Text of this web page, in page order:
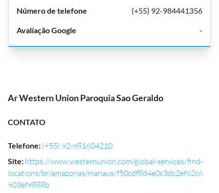
(+55) 92-984441356
-
Ar Western Union Paroquia Sao Geraldo
CONTATO
Telefone: (+55) 92-981604210
Site: https://www.westernunion.com/global-services/find-
locations/br/amazonas/manaus/f50cdf8d4e0c3dc2ef62c6
903ef9888b